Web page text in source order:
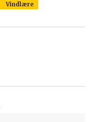
Vindlære